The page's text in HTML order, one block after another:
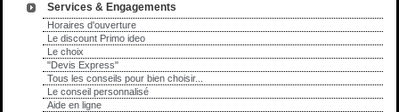
Services & Engagements
Horaires d'ouverture
Le discount Primo ideo
Le choix
"Devis Express"
Tous les conseils pour bien choisir...
Le conseil personnalisé
Aide en ligne